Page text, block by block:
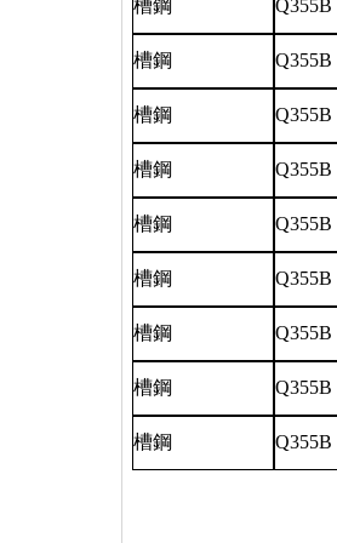
槽鋼 Q355B
槽鋼 Q355B
槽鋼 Q355B
槽鋼 Q355B
槽鋼 Q355B
槽鋼 Q355B
槽鋼 Q355B
槽鋼 Q355B
槽鋼 Q355B